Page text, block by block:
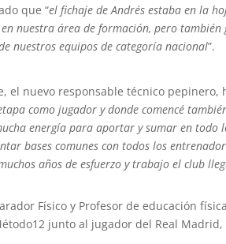
que “el fichaje de Andrés estaba en la
nuestra área de formación, pero
nuestros equipos de categoría nacional”.
el nuevo responsable técnico pepinero,
como jugador y donde comencé
energía para aportar y sumar en
bases comunes con todos los
años de esfuerzo y trabajo el club
Físico y Profesor de educación
junto al jugador del Real